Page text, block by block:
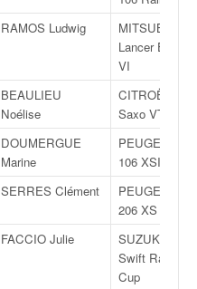
RAMOS Ludwig
MITSUBISHI
Lancer Evo
VI
BEAULIEU
Noélise
CITROËN
Saxo VTS
DOUMERGUE
Marine
PEUGEOT
106 XSI
SERRES Clément
PEUGEOT
206 XS
FACCIO Julie
SUZUKI
Swift Rallye
Cup